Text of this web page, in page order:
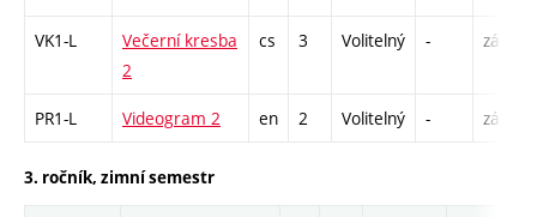
VK1-L
Večerní kresba
2
cs 3 Volitelný - zá,zk
PR1-L Videogram 2 en 2 Volitelný - zá
3. ročník, zimní semestr